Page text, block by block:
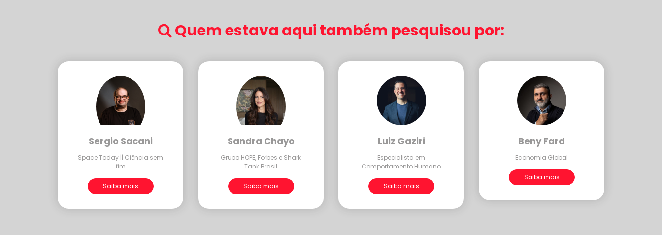
Quem estava aqui também pesquisou por:
Sergio Sacani
Space Today || Ciência sem
fim
Saiba mais
Sandra Chayo
Grupo HOPE, Forbes e Shark
Tank Brasil
Saiba mais
Luiz Gaziri
Especialista em
Comportamento Humano
Saiba mais
Beny Fard
Economia Global
Saiba mais